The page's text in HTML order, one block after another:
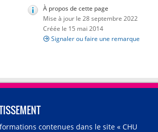
À propos de cette page
Mise à jour le 28 septembre 2022
Créée le 15 mai 2014
Signaler ou faire une remarque
contenues dans le site « CHU